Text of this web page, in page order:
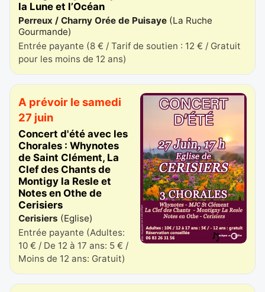
la Lune et l’Océan
Perreux / Charny Orée de Puisaye (La Ruche
Gourmande)
Entrée payante (8 € / Tarif de soutien : 12 € / Gratuit
pour les moins de 12 ans)
A prévoir le samedi
27 juin
Concert d'été avec les
Chorales : Whynotes
de Saint Clément, La
Clef des Chants de
Montigy la Resle et
Notes en Othe de
Cerisiers
Cerisiers (Eglise)
Entrée payante (Adultes:
10 € / De 12 à 17 ans: 5 € /
Moins de 12 ans: Gratuit)